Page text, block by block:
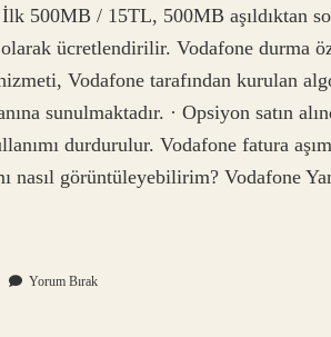
500MB / 15TL, 500MB aşıldıktan
ücretlendirilir. Vodafone durma
Vodafone tarafından kurulan
sunulmaktadır. · Opsiyon satın
durdurulur. Vodafone fatura
nasıl görüntüleyebilirim? Vodafone
Yorum Bırak